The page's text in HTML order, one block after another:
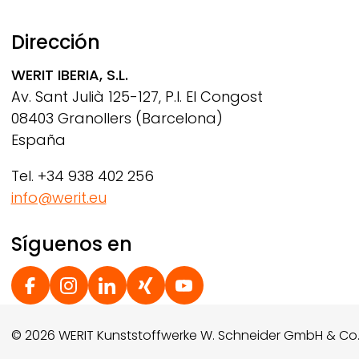
Dirección
WERIT IBERIA, S.L.
Av. Sant Julià 125-127, P.I. El Congost
08403 Granollers (Barcelona)
España
Tel. +34 938 402 256
info@werit.eu
Síguenos en
Social Footer
© 2026 WERIT Kunststoffwerke W. Schneider GmbH &